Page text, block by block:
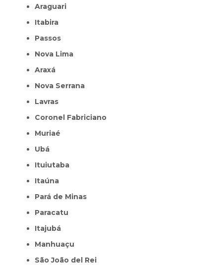
Araguari
Itabira
Passos
Nova Lima
Araxá
Nova Serrana
Lavras
Coronel Fabriciano
Muriaé
Ubá
Ituiutaba
Itaúna
Pará de Minas
Paracatu
Itajubá
Manhuaçu
São João del Rei